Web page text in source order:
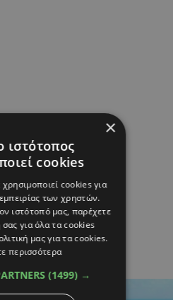
×
ιστότοπος
cookies
cookies για
των χρηστών.
ιστότοπό μας, παρέχετε
για όλα τα cookies
μας για τα cookies.
περισσότερα
(1499) →